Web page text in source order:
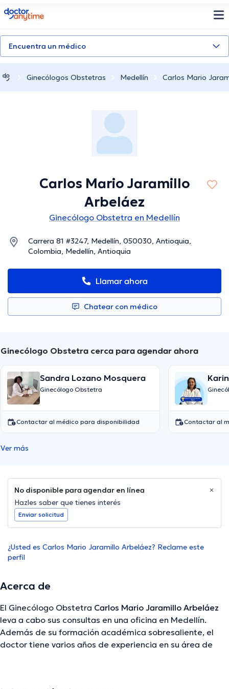
doctoranytime
Encuentra un médico
Ginecólogos Obstetras Medellín Carlos Mario
Carlos Mario Jaramillo
Arbeláez
Ginecólogo Obstetra en Medellín
Carrera 81 #3247, Medellín, 050030, Antioquia,
Colombia, Medellín, Antioquia
Llamar ahora
Chatear con médico
Ginecólogo Obstetra cerca para agendar ahora
Sandra Lozano Mosquera
Ginecólogo Obstetra
Contactar al médico para disponibilidad Contactar al
Ver más
No disponible para agendar en línea
Hazles saber que tienes interés
Enviar solicitud
¿Usted es Carlos Mario Jaramillo Arbeláez? Reclame este
perfil
Acerca de
El Ginecólogo Obstetra Carlos Mario Jaramillo Arbeláez
leva a cabo sus consultas en una oficina en Medellín.
Además de su formación académica sobresaliente, el
doctor tiene varios años de experiencia en su área de